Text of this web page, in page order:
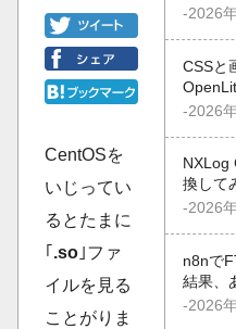
CentOSを
いじってい
るとたまに
｢ .so ｣ファ
イルを見る
ことがりま
-2026
CSSと
-2026
NXLog
換して
-2026
n8nで
結果、
-2026